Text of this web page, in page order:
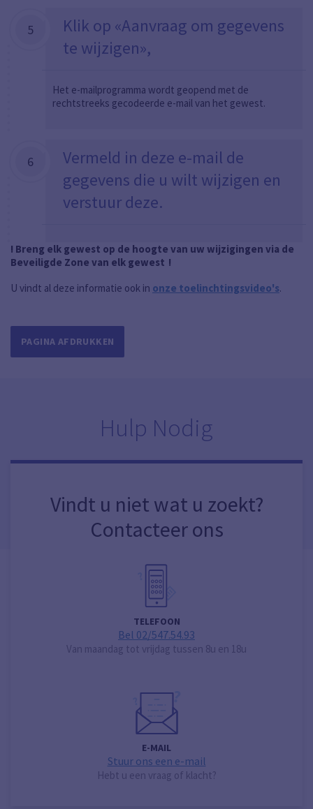
5
Klik op «Aanvraag om gegevens
te wijzigen»,
Het e-mailprogramma wordt geopend met de
rechtstreeks gecodeerde e-mail van het gewest.
6
Vermeld in deze e-mail de
gegevens die u wilt wijzigen en
verstuur deze.
! Breng elk gewest op de hoogte van uw wijzigingen via de
Beveiligde Zone van elk gewest !
U vindt al deze informatie ook in onze toelinchtingsvideo's.
PAGINA AFDRUKKEN
Hulp Nodig
Vindt u niet wat u zoekt?
Contacteer ons
TELEFOON
Bel 02/547.54.93
Van maandag tot vrijdag tussen 8u en 18u
E-MAIL
Stuur ons een e-mail
Hebt u een vraag of klacht?